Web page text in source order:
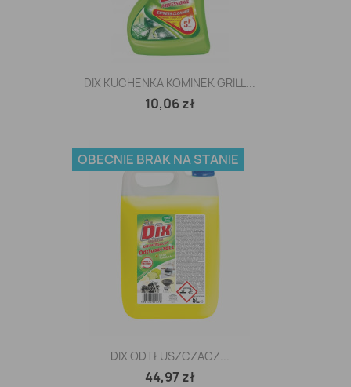
DIX KUCHENKA KOMINEK GRILL...
10,06 zł
DIX ODTŁUSZCZACZ...
44,97 zł
OBECNIE BRAK NA STANIE